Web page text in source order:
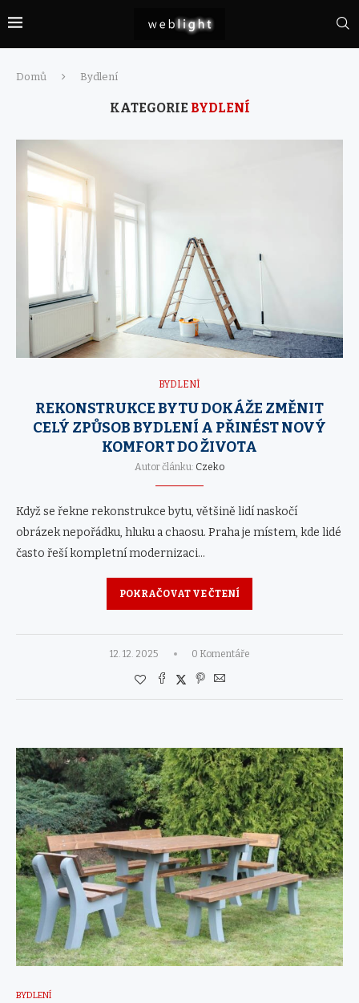
Domů Bydlení
KATEGORIE BYDLENÍ
BYDLENÍ
REKONSTRUKCE BYTU DOKÁŽE ZMĚNIT
CELÝ ZPŮSOB BYDLENÍ A PŘINÉST NOVÝ
KOMFORT DO ŽIVOTA
Autor článku: Czeko
Když se řekne rekonstrukce bytu, většině lidí naskočí
obrázek nepořádku, hluku a chaosu. Praha je místem, kde lidé
často řeší kompletní modernizaci…
POKRAČOVAT VE ČTENÍ
12. 12. 2025 0 Komentáře
BYDLENÍ